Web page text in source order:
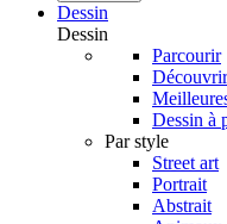
Dessin
Dessin
Parcourir
Dessin à
Par style
Street art
Portrait
Abstrait